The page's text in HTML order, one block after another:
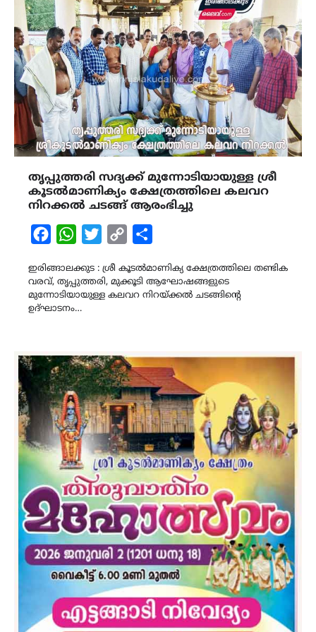
തൃപ്പുത്തരി സദ്യക്ക് മുന്നോടിയായുള്ള ശ്രീ
കൂടൽമാണിക്യം ക്ഷേത്രത്തിലെ കലവറ
നിറക്കൽ ചടങ്ങ് ആരംഭിച്ചു
FacebookWhatsAppTwitterCopy
ഇരിങ്ങാലക്കുട : ശ്രീ കൂടൽമാണിക്യ ക്ഷേത്രത്തിലെ തണ്ടിക
വരവ്, തൃപ്പുത്തരി, മുക്കൂടി ആഘോഷങ്ങളുടെ
മുന്നോടിയായുള്ള കലവറ നിറയ്ക്കൽ ചടങ്ങിന്റെ
ഉദ്‌ഘാടനം…